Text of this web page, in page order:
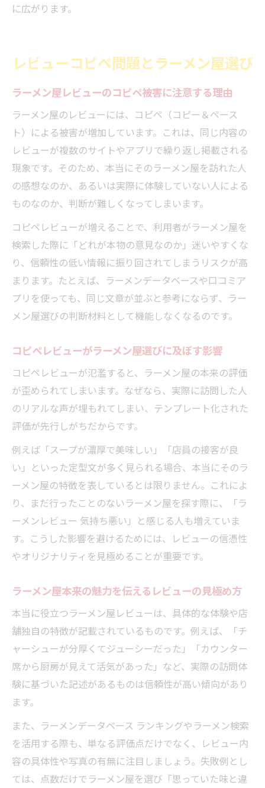
に広がります。
レビューコピペ問題とラーメン屋選び
ラーメン屋レビューのコピペ被害に注意する理由
ラーメン屋のレビューには、コピペ（コピー＆ペース
ト）による被害が増加しています。これは、同じ内容の
レビューが複数のサイトやアプリで繰り返し掲載される
現象です。そのため、本当にそのラーメン屋を訪れた人
の感想なのか、あるいは実際に体験していない人による
ものなのか、判断が難しくなってしまいます。
コピペレビューが増えることで、利用者がラーメン屋を
検索した際に「どれが本物の意見なのか」迷いやすくな
り、信頼性の低い情報に振り回されてしまうリスクが高
まります。たとえば、ラーメンデータベースや口コミア
プリを使っても、同じ文章が並ぶと参考にならず、ラー
メン屋選びの判断材料として機能しなくなるのです。
コピペレビューがラーメン屋選びに及ぼす影響
コピペレビューが氾濫すると、ラーメン屋の本来の評価
が歪められてしまいます。なぜなら、実際に訪問した人
のリアルな声が埋もれてしまい、テンプレート化された
評価が先行しがちだからです。
例えば「スープが濃厚で美味しい」「店員の接客が良
い」といった定型文が多く見られる場合、本当にそのラ
ーメン屋の特徴を表しているとは限りません。これによ
り、まだ行ったことのないラーメン屋を探す際に、「ラ
ーメンレビュー 気持ち悪い」と感じる人も増えていま
す。こうした影響を避けるためには、レビューの信憑性
やオリジナリティを見極めることが重要です。
ラーメン屋本来の魅力を伝えるレビューの見極め方
本当に役立つラーメン屋レビューは、具体的な体験や店
舗独自の特徴が記載されているものです。例えば、「チ
ャーシューが分厚くてジューシーだった」「カウンター
席から厨房が見えて活気があった」など、実際の訪問体
験に基づいた記述があるものは信頼性が高い傾向があり
ます。
また、ラーメンデータベース ランキングやラーメン検索
を活用する際も、単なる評価点だけでなく、レビュー内
容の具体性や写真の有無に注目しましょう。失敗例とし
ては、点数だけでラーメン屋を選び「思っていた味と違